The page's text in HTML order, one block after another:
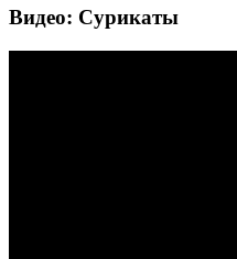
Видео: Сурикаты